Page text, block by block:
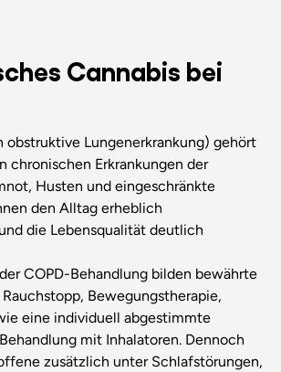
Cannabis bei
obstruktive Lungenerkrankung) gehört
chronischen Erkrankungen der
Husten und eingeschränkte
den Alltag erheblich
die Lebensqualität deutlich
COPD-Behandlung bilden bewährte
Bewegungstherapie,
eine individuell abgestimmte
mit Inhalatoren. Dennoch
zusätzlich unter Schlafstörungen,